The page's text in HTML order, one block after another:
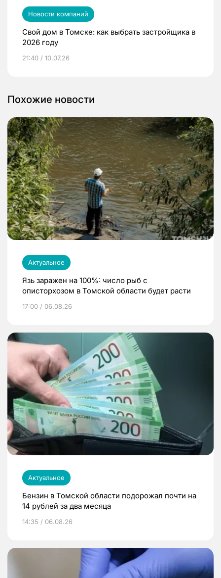
Новости компаний
Свой дом в Томске: как выбрать застройщика в
2026 году
21:40 / 10.07.26
Похожие новости
Актуальное
Язь заражен на 100%: число рыб с
описторхозом в Томской области будет расти
17:00 / 06.08.26
Актуальное
Бензин в Томской области подорожал почти на
14 рублей за два месяца
14:35 / 06.08.26